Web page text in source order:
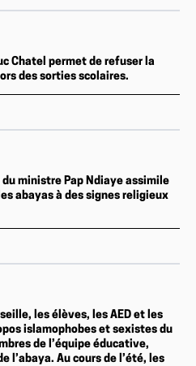
Chatel permet de refuser la
des sorties scolaires.
ministre Pap Ndiaye assimile
abayas à des signes religieux
les élèves, les AED et les
islamophobes et sexistes du
de l’équipe éducative,
l’abaya. Au cours de l’été, les